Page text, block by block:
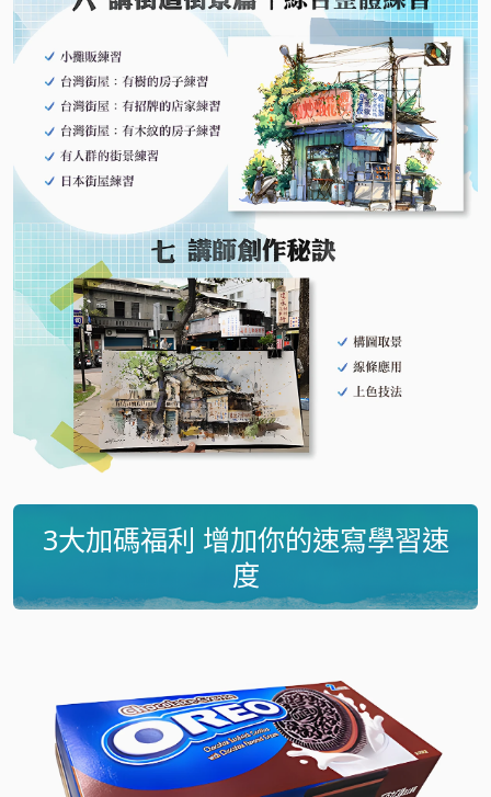
3大加碼福利 增加你的速寫學習速
度